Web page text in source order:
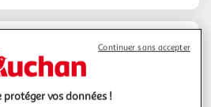
vos données !
Continuer sans accepter